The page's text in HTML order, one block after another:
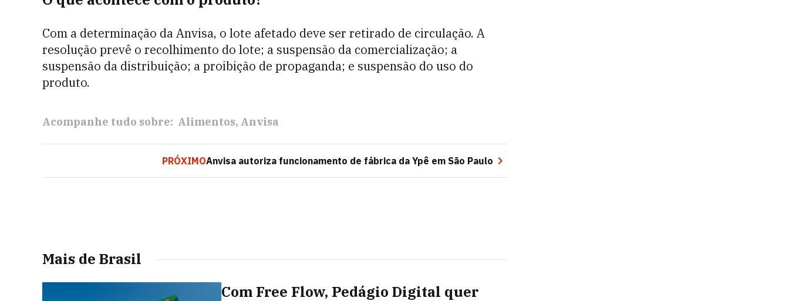
Com a determinação da Anvisa, o lote afetado deve ser retirado de circulação. A
resolução prevê o recolhimento do lote; a suspensão da comercialização; a
suspensão da distribuição; a proibição de propaganda; e suspensão do uso do
produto.
Acompanhe tudo sobre: Alimentos Anvisa
PRÓXIMOAnvisa autoriza funcionamento de fábrica da Ypê em São Paulo
Mais de Brasil
Com Free Flow, Pedágio Digital quer